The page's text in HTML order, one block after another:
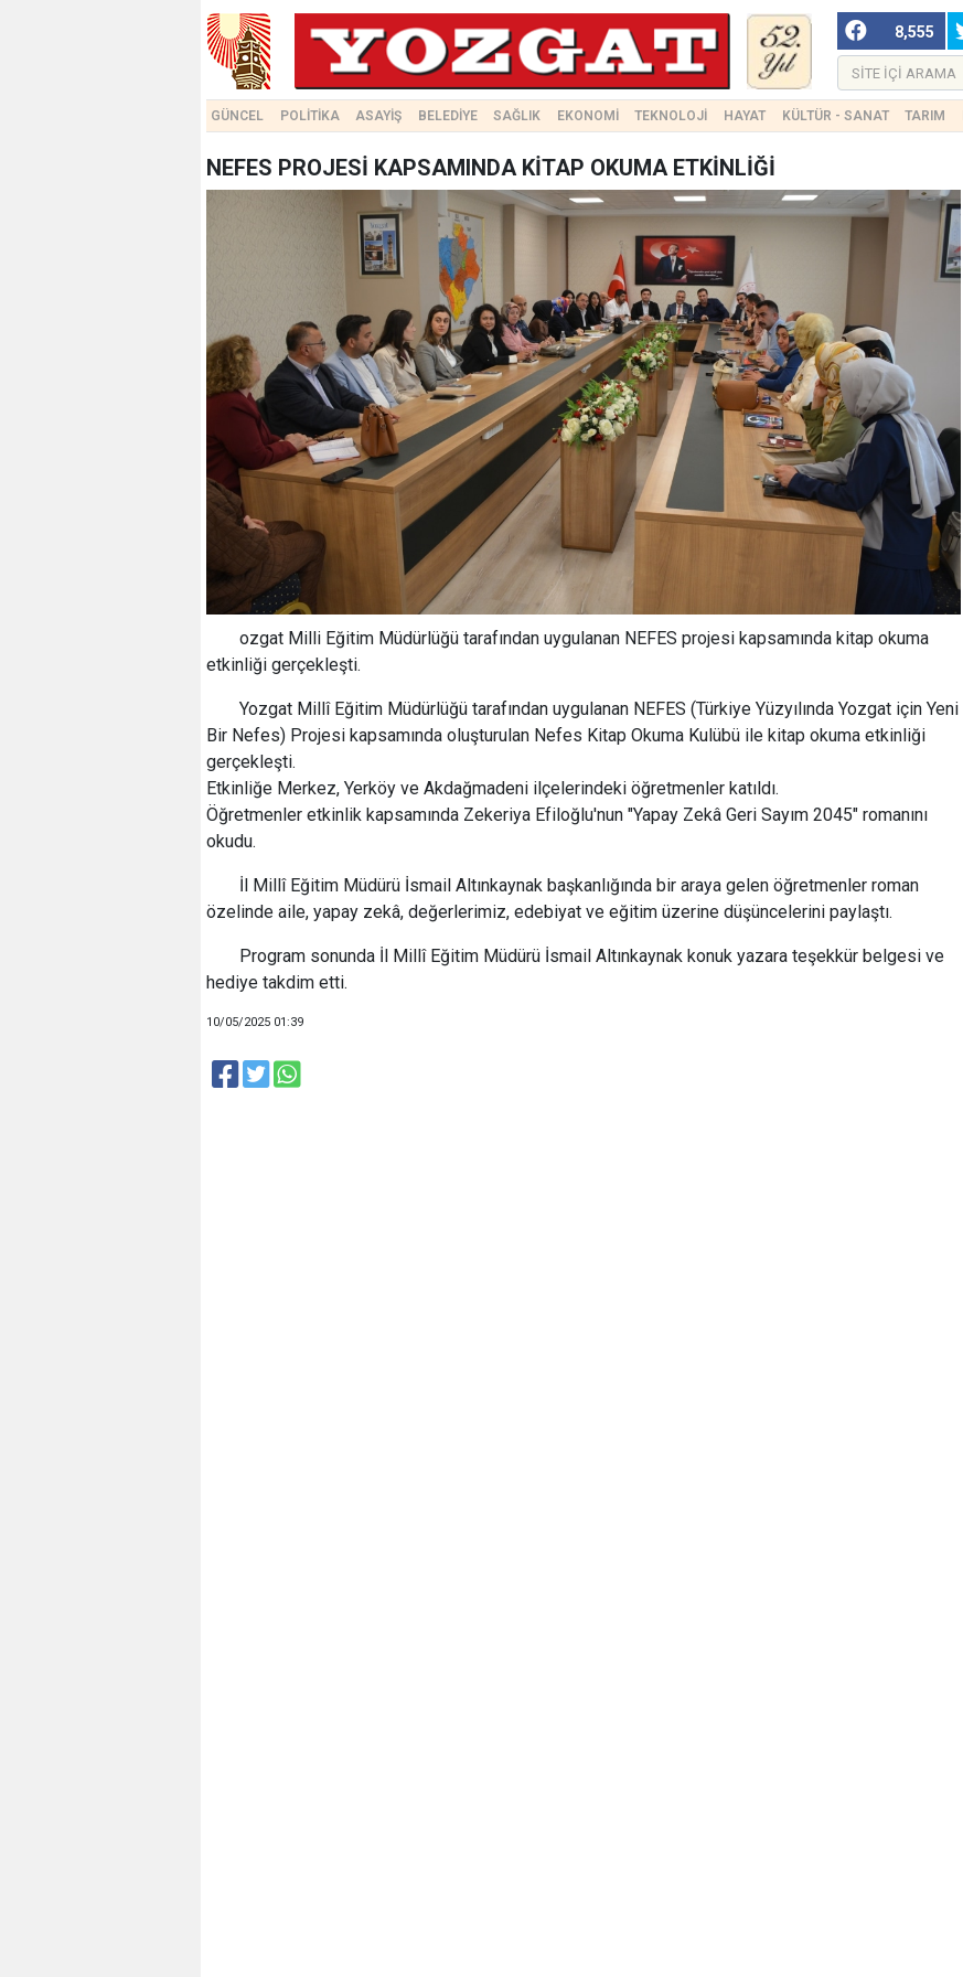
8,555
GÜNCEL POLİTİKA ASAYİŞ BELEDİYE SAĞLIK EKONOMİ TEKNOLOJİ HAYAT KÜLTÜR - SANAT TARIM
NEFES PROJESİ KAPSAMINDA KİTAP OKUMA ETKİNLİĞİ
ozgat Milli Eğitim Müdürlüğü tarafından uygulanan NEFES projesi kapsamında kitap okuma
etkinliği gerçekleşti.
Yozgat Millî Eğitim Müdürlüğü tarafından uygulanan NEFES (Türkiye Yüzyılında Yozgat için Yeni
Bir Nefes) Projesi kapsamında oluşturulan Nefes Kitap Okuma Kulübü ile kitap okuma etkinliği
gerçekleşti.
Etkinliğe Merkez, Yerköy ve Akdağmadeni ilçelerindeki öğretmenler katıldı.
Öğretmenler etkinlik kapsamında Zekeriya Efiloğlu'nun "Yapay Zekâ Geri Sayım 2045" romanını
okudu.
İl Millî Eğitim Müdürü İsmail Altınkaynak başkanlığında bir araya gelen öğretmenler roman
özelinde aile, yapay zekâ, değerlerimiz, edebiyat ve eğitim üzerine düşüncelerini paylaştı.
Program sonunda İl Millî Eğitim Müdürü İsmail Altınkaynak konuk yazara teşekkür belgesi ve
hediye takdim etti.
10/05/2025 01:39